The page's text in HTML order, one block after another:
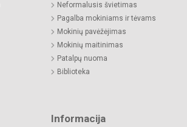
Neformalusis švietimas
Pagalba mokiniams ir tėvams
Mokinių pavėžėjimas
Mokinių maitinimas
Patalpų nuoma
Biblioteka
Informacija